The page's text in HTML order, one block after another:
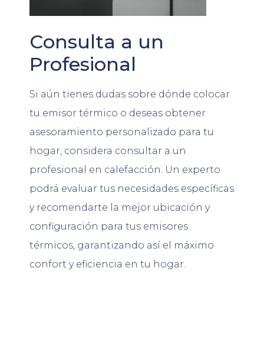
Consulta a un
Profesional
Si aún tienes dudas sobre dónde colocar
tu emisor térmico o deseas obtener
asesoramiento personalizado para tu
hogar, considera consultar a un
profesional en calefacción. Un experto
podrá evaluar tus necesidades específicas
y recomendarte la mejor ubicación y
configuración para tus emisores
térmicos, garantizando así el máximo
confort y eficiencia en tu hogar.